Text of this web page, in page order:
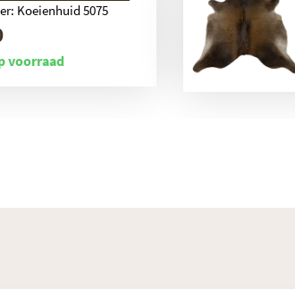
Koeienhuid 5075
voorraad